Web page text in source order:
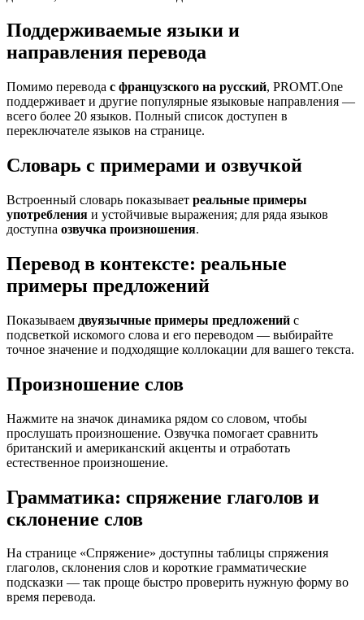
Поддерживаемые языки и
направления перевода
Помимо перевода с французского на русский, PROMT.One
поддерживает и другие популярные языковые направления —
всего более 20 языков. Полный список доступен в
переключателе языков на странице.
Словарь с примерами и озвучкой
Встроенный словарь показывает реальные примеры
употребления и устойчивые выражения; для ряда языков
доступна озвучка произношения.
Перевод в контексте: реальные
примеры предложений
Показываем двуязычные примеры предложений с
подсветкой искомого слова и его переводом — выбирайте
точное значение и подходящие коллокации для вашего текста.
Произношение слов
Нажмите на значок динамика рядом со словом, чтобы
прослушать произношение. Озвучка помогает сравнить
британский и американский акценты и отработать
естественное произношение.
Грамматика: спряжение глаголов и
склонение слов
На странице «Спряжение» доступны таблицы спряжения
глаголов, склонения слов и короткие грамматические
подсказки — так проще быстро проверить нужную форму во
время перевода.